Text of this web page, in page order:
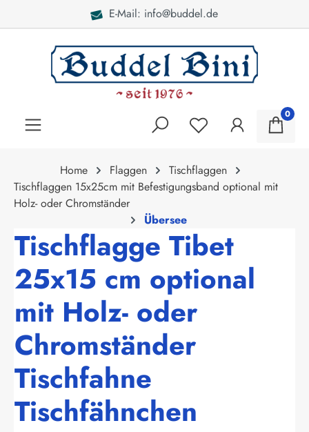
E-Mail: info@buddel.de
0
Home Flaggen
Tischflaggen
Tischflaggen 15x25cm mit Befestigungsband optional mit
Holz- oder Chromständer
Übersee
Tischflagge Tibet
25x15 cm optional
mit Holz- oder
Chromständer
Tischfahne
Tischfähnchen